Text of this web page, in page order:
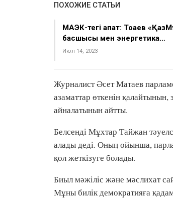
ПОХОЖИЕ СТАТЬИ
МАЭК-тегі апат: Тоқаев
басшысы мен энергетика…
Июл 14, 2023
Журналист Әсет Матаев
азаматтар өткенін
айналатынын айтты.
Белсенді Мұхтар Тайжан
алады деді. Оның ойынша,
қол жеткізуге болады.
Биыл мәжіліс және мәслихат
Мұны билік демократияға қадам